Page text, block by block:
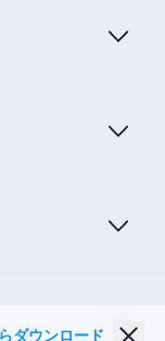
ダウンロード